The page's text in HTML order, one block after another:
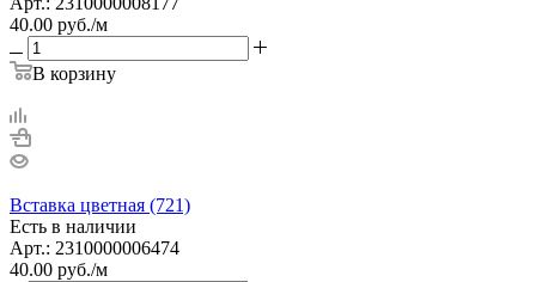
40.00 руб./м
В корзину
Вставка цветная (721)
Есть в наличии
Арт.: 2310000006474
40.00 руб./м